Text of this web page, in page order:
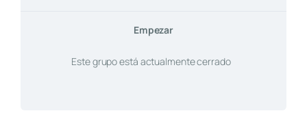
Empezar
Este grupo está actualmente cerrado